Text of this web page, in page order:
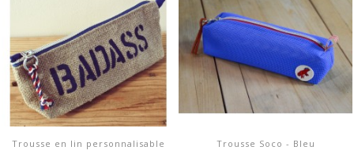
Trousse en lin personnalisable Trousse Soco - Bleu